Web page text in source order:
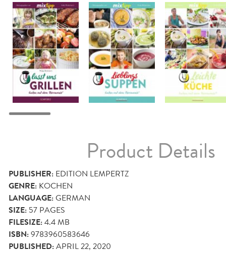
Product Details
PUBLISHER: EDITION LEMPERTZ
GENRE: KOCHEN
LANGUAGE:GERMAN
SIZE: 57 PAGES
FILESIZE:4.4 MB
ISBN:9783960583646
PUBLISHED:APRIL 22, 2020